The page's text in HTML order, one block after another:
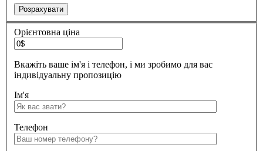
Орієнтовна ціна
Вкажіть ваше ім'я і телефон, і ми зробимо для вас
індивідуальну пропозицію
Ім'я
Телефон